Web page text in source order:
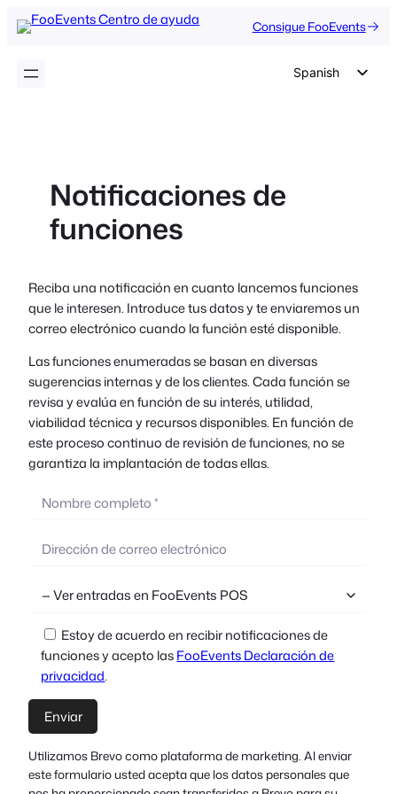
Saltar
Consigue FooEvents
Spanish
Czech
Greek
Notificaciones de
funciones
Reciba una notificación en cuanto lancemos funciones
que le interesen. Introduce tus datos y te enviaremos un
correo electrónico cuando la función esté disponible.
Las funciones enumeradas se basan en diversas
sugerencias internas y de los clientes. Cada función se
revisa y evalúa en función de su interés, utilidad,
viabilidad técnica y recursos disponibles. En función de
este proceso continuo de revisión de funciones, no se
garantiza la implantación de todas ellas.
Estoy de acuerdo en recibir notificaciones de
funciones y acepto lasFooEvents Declaración de
privacidad.
Utilizamos Brevo como plataforma de marketing. Al enviar
este formulario usted acepta que los datos personales que